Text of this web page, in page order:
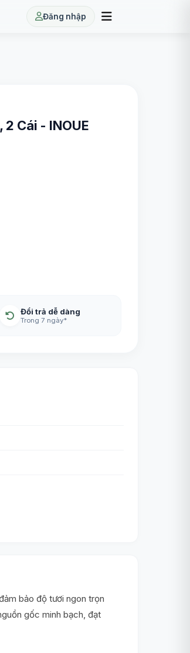
Đăng nhập
Cái - INOUE
Đổi trả dễ dàng
Trong 7 ngày*
bảo độ tươi ngon trọn
gốc minh bạch, đạt